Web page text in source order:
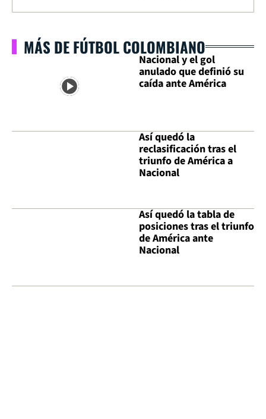
MÁS DE FÚTBOL COLOMBIANO
Nacional y el gol
anulado que definió su
caída ante América
Así quedó la
reclasificación tras el
triunfo de América a
Nacional
Así quedó la tabla de
posiciones tras el triunfo
de América ante
Nacional